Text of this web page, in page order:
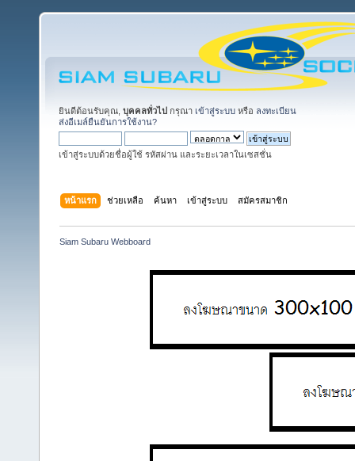
ยินดีต้อนรับคุณ, บุคคลทั่วไป กรุณา เข้าสู่ระบบ หรือ ลงทะเบียน
ส่งอีเมล์ยืนยันการใช้งาน?
เข้าสู่ระบบด้วยชื่อผู้ใช้ รหัสผ่าน และระยะเวลาในเซสชั่น
หน้าแรก ช่วยเหลือ ค้นหา เข้าสู่ระบบ สมัครสมาชิก
Siam Subaru Webboard